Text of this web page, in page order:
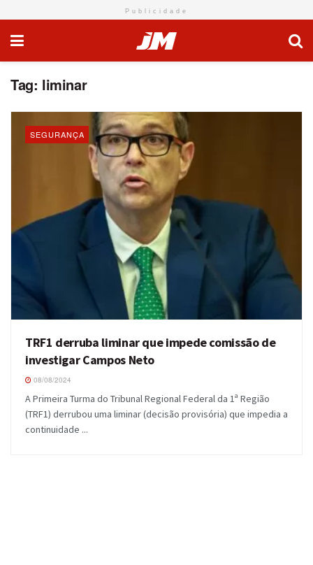
Publicidade
Tag: liminar
SEGURANÇA
TRF1 derruba liminar que impede comissão de
investigar Campos Neto
08/08/2024
A Primeira Turma do Tribunal Regional Federal da 1ª Região
(TRF1) derrubou uma liminar (decisão provisória) que impedia a
continuidade ...